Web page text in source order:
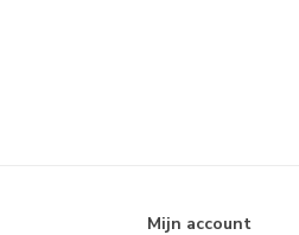
Mijn account